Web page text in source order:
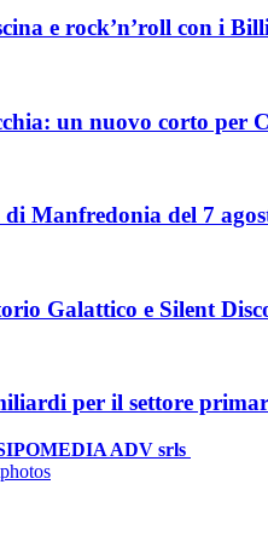
e rock’n’roll con i
un nuovo corto per
Manfredonia del 7
Galattico e Silent
per il settore
ADV srls